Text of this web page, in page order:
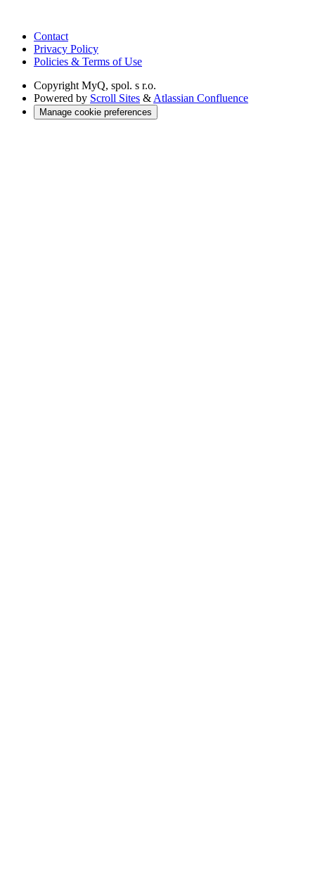
Contact
Privacy Policy
Policies & Terms of Use
Copyright MyQ, spol. s r.o.
Powered by Scroll Sites & Atlassian Confluence
Manage cookie preferences